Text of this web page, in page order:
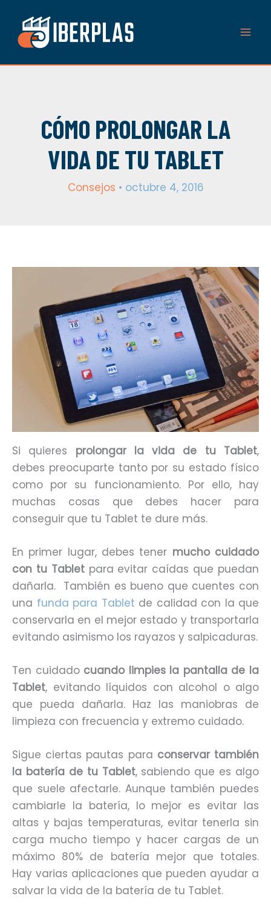
contenido
CÓMO PROLONGAR LA
VIDA DE TU TABLET
Consejos • octubre 4, 2016
Si quieres prolongar la vida de tu Tablet,
debes preocuparte tanto por su estado físico
como por su funcionamiento. Por ello, hay
muchas cosas que debes hacer para
conseguir que tu Tablet te dure más.
En primer lugar, debes tener mucho cuidado
con tu Tablet para evitar caídas que puedan
dañarla. También es bueno que cuentes con
una funda para Tablet de calidad con la que
conservarla en el mejor estado y transportarla
evitando asimismo los rayazos y salpicaduras.
Ten cuidado cuando limpies la pantalla de la
Tablet, evitando líquidos con alcohol o algo
que pueda dañarla. Haz las maniobras de
limpieza con frecuencia y extremo cuidado.
Sigue ciertas pautas para conservar también
la batería de tu Tablet, sabiendo que es algo
que suele afectarle. Aunque también puedes
cambiarle la batería, lo mejor es evitar las
altas y bajas temperaturas, evitar tenerla sin
carga mucho tiempo y hacer cargas de un
máximo 80% de batería mejor que totales.
Hay varias aplicaciones que pueden ayudar a
salvar la vida de la batería de tu Tablet.